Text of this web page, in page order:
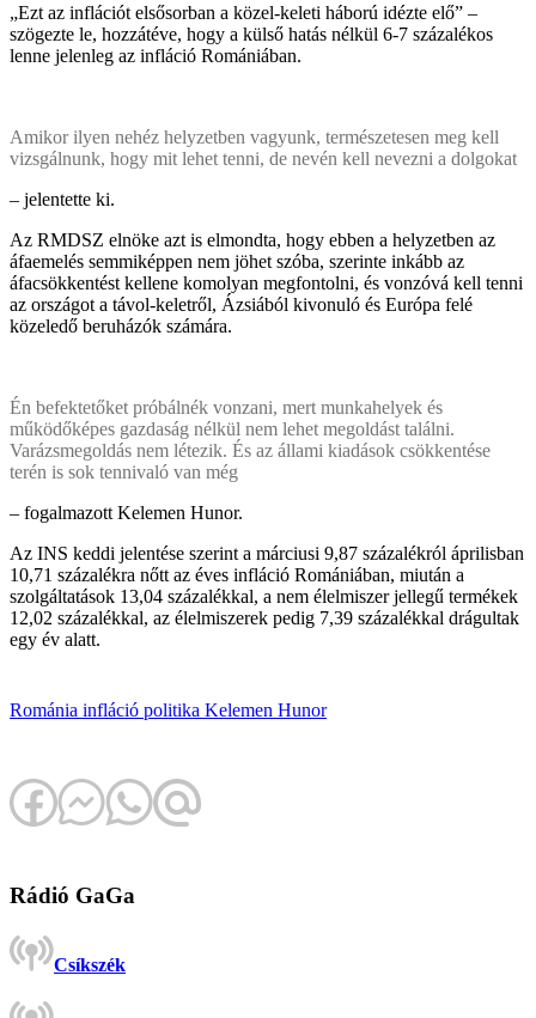
„Ezt az inflációt elsősorban a közel-keleti háború idézte elő” –
szögezte le, hozzátéve, hogy a külső hatás nélkül 6-7 százalékos
lenne jelenleg az infláció Romániában.
Amikor ilyen nehéz helyzetben vagyunk, természetesen meg kell
vizsgálnunk, hogy mit lehet tenni, de nevén kell nevezni a dolgokat
– jelentette ki.
Az RMDSZ elnöke azt is elmondta, hogy ebben a helyzetben az
áfaemelés semmiképpen nem jöhet szóba, szerinte inkább az
áfacsökkentést kellene komolyan megfontolni, és vonzóvá kell tenni
az országot a távol-keletről, Ázsiából kivonuló és Európa felé
közeledő beruházók számára.
Én befektetőket próbálnék vonzani, mert munkahelyek és
működőképes gazdaság nélkül nem lehet megoldást találni.
Varázsmegoldás nem létezik. És az állami kiadások csökkentése
terén is sok tennivaló van még
– fogalmazott Kelemen Hunor.
Az INS keddi jelentése szerint a márciusi 9,87 százalékról áprilisban
10,71 százalékra nőtt az éves infláció Romániában, miután a
szolgáltatások 13,04 százalékkal, a nem élelmiszer jellegű termékek
12,02 százalékkal, az élelmiszerek pedig 7,39 százalékkal drágultak
egy év alatt.
Románia infláció politika Kelemen Hunor
Rádió GaGa
Csíkszék